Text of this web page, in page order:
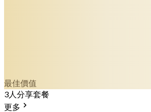
最佳價值
3人分享套餐
更多